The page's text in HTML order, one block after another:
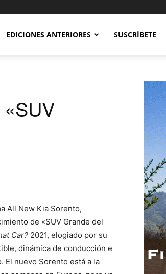
EDICIONES ANTERIORES SUSCRÍBETE
All New Kia Sorento,
de «SUV Grande del
Car? 2021, elogiado por su
dinámica de conducción e
El nuevo Sorento está a la